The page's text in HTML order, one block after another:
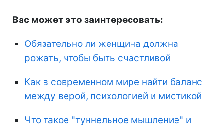
Вас может это заинтересовать:
Обязательно ли женщина должна
рожать, чтобы быть счастливой
Как в современном мире найти баланс
между верой, психологией и мистикой
Что такое "туннельное мышление" и